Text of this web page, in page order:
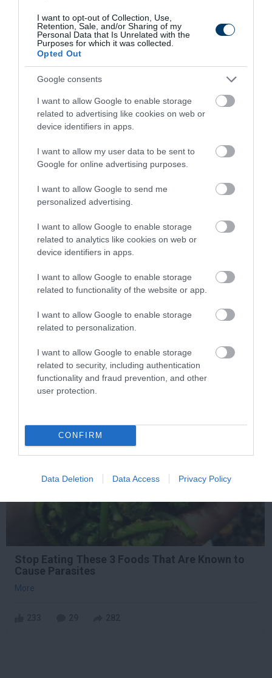
I want to opt-out of Collection, Use,
Retention, Sale, and/or Sharing of my
Personal Data that Is Unrelated with the
Purposes for which it was collected.
Opted Out
Google consents
I want to allow Google to enable storage
related to advertising like cookies on web or
device identifiers in apps.
I want to allow my user data to be sent to
Google for online advertising purposes.
I want to allow Google to send me
personalized advertising.
I want to allow Google to enable storage
related to analytics like cookies on web or
device identifiers in apps.
I want to allow Google to enable storage
related to functionality of the website or app.
I want to allow Google to enable storage
related to personalization.
I want to allow Google to enable storage
related to security, including authentication
functionality and fraud prevention, and other
user protection.
CONFIRM
Data Deletion Data Access Privacy Policy
One Teaspoon And All The Worms In The Body
Die Instantly
253 154 355
5 Hidden Signs You Have Worms Inside Your
Body
158 150 337
Stop Eating These 3 Foods That Are Known to
Cause Parasites
More